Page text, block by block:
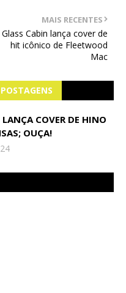
MAIS RECENTES
Glass Cabin lança cover de
hit icônico de Fleetwood
Mac
COVER DE HINO
OUÇA!